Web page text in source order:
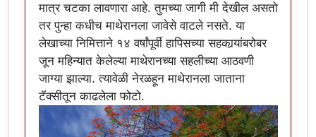
मात्र चटका लावणारा आहे. तुमच्या जागी मी देखील असतो
तर पुन्हा कधीच माथेरानला जावेसे वाटले नसते. या
लेखाच्या निमित्ताने १४ वर्षांपूर्वी हापिसच्या सहकार्‍यांबरोबर
जून महिन्यात केलेल्या माथेरानच्या सहलीच्या आठवणी
जाग्या झाल्या. त्यावेळी नेरळहून माथेरानला जाताना
टॅक्सीतून काढलेला फोटो.